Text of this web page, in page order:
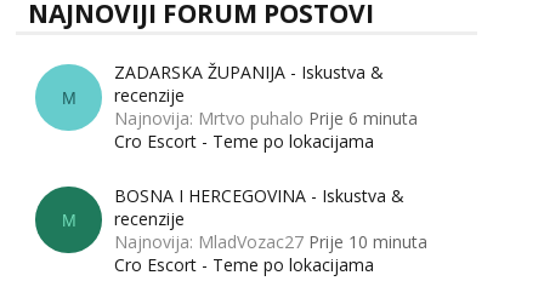
NAJNOVIJI FORUM POSTOVI
M
ZADARSKA ŽUPANIJA - Iskustva &
recenzije
Najnovija: Mrtvo puhalo Prije 6 minuta
Cro Escort - Teme po lokacijama
M
BOSNA I HERCEGOVINA - Iskustva &
recenzije
Najnovija: MladVozac27 Prije 10 minuta
Cro Escort - Teme po lokacijama